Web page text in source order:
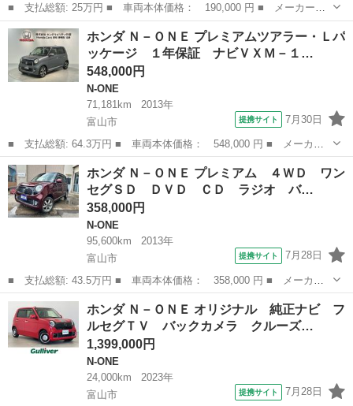
■ 支払総額: 25万円 ■ 車両本体価格： 190,000 円 ■ メーカー
名： ホンダ ■ 車種名： Ｎ－ＯＮＥ ■ グレード名： Ｇ ■ 排
気量： 660cc ■ ドア枚数： 5D ■ ミッション： CVT ■ 店舗...
新潟 新発田市 N-ONE
ホンダ Ｎ－ＯＮＥ プレミアムツアラー・Ｌパ
ッケージ １年保証 ナビＶＸＭ－１…
548,000円
N-ONE
71,181km
2013年
富山市
提携サイト 7月30日
■ 支払総額: 64.3万円 ■ 車両本体価格： 548,000 円 ■ メーカー
名： ホンダ ■ 車種名： Ｎ－ＯＮＥ ■ グレード名： プレミア
ムツアラー・Ｌパッケージ １年保証 ナビＶＸＭ－１２８ＶＳＸ
ｉ ＴＶ Ｒカ...
富山 富山市 N-ONE
ホンダ Ｎ－ＯＮＥ プレミアム ４ＷＤ ワン
セグＳＤ ＤＶＤ ＣＤ ラジオ バ…
358,000円
N-ONE
95,600km
2013年
富山市
提携サイト 7月28日
■ 支払総額: 43.5万円 ■ 車両本体価格： 358,000 円 ■ メーカー
名： ホンダ ■ 車種名： Ｎ－ＯＮＥ ■ グレード名： プレミア
ム ４ＷＤ ワンセグＳＤ ＤＶＤ ＣＤ ラジオ バックカメラ
ＥＴＣ ＨＩ...
富山 富山市 N-ONE
ホンダ Ｎ－ＯＮＥ オリジナル 純正ナビ フ
ルセグＴＶ バックカメラ クルーズ…
1,399,000円
N-ONE
24,000km
2023年
富山市
提携サイト 7月28日